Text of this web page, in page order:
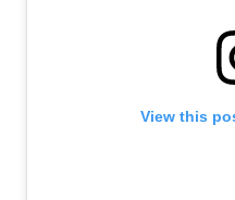
View this